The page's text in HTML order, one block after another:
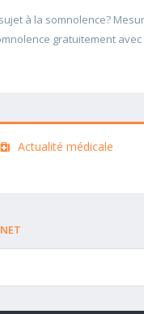
à la somnolence?
gratuitement avec
Actualité médicale